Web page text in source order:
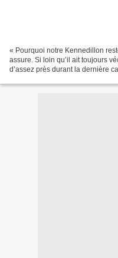
« Pourquoi notre Kennedillon
assure. Si loin qu’il ait toujours
d’assez près durant la dernière